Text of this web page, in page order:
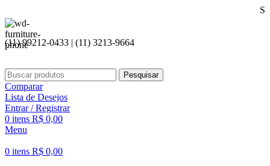
Seja bem
(11) 99212-0433 | (11) 3213-9664
Pesquisar
Comparar
Lista de Desejos
Entrar / Registrar
0 itens R$ 0,00
Menu
0 itens R$ 0,00